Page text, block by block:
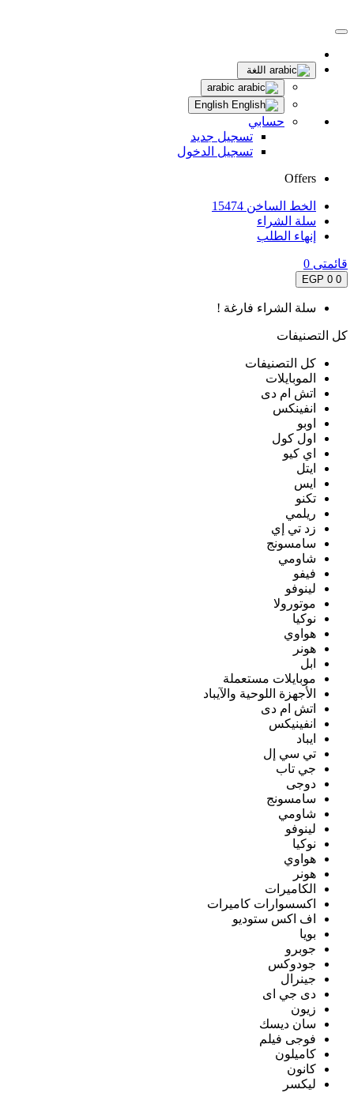
اللغة
حسابي
تسجيل جديد
تسجيل الدخول
Offers
الخط الساخن 15474
سلة الشراء
إنهاء الطلب
قائمتى 0
0
0 EGP
سلة الشراء فارغة !
كل التصنيفات
كل التصنيفات
الموبايلات
اتش ام دى
انفينكس
اوبو
اول كول
اي كيو
ايتل
ايس
تكنو
ريلمي
زد تي إي
سامسونج
شاومي
فيفو
لينوفو
موتورولا
نوكيا
هواوي
هونر
ابل
موبايلات مستعملة
الأجهزة اللوحية والآيباد
اتش ام دى
انفينيكس
ايباد
تي سي إل
جي تاب
دوجى
سامسونج
شاومي
لينوفو
نوكيا
هواوي
هونر
الكاميرات
اكسسوارات كاميرات
اف اكس ستوديو
بويا
جوبرو
جودوكس
جينرال
دى جي اى
زيون
سان ديسك
فوجى فيلم
كاميلون
كانون
ليكسر